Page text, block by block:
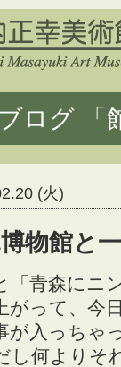
ログ 「
(火)
物館と
「青森にニ
がって、今
が入っちゃ
し何よりそ